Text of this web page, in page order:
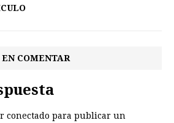
COMENTAR
conectado para publicar un